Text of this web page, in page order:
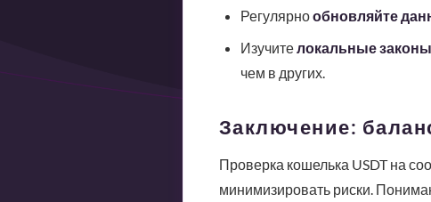
Регулярнообновляйте
Изучителокальные законы
чем в других.
Заключение:
Проверка кошелька USDT на
минимизировать риски.